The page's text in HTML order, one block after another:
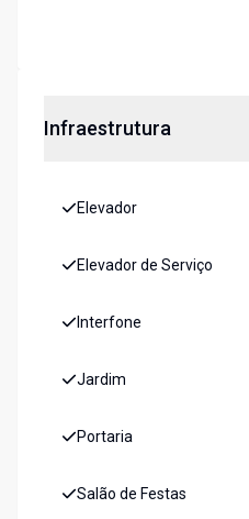
Infraestrutura
Elevador
Elevador de Serviço
Interfone
Jardim
Portaria
Salão de Festas